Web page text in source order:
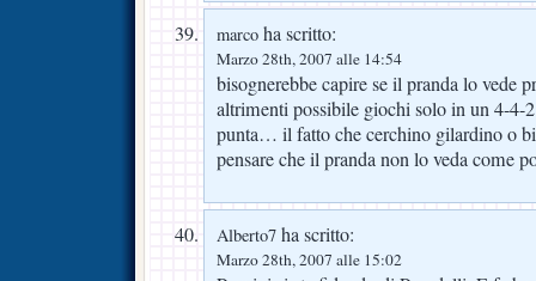
marco ha scritto:
Marzo 28th, 2007 alle 14:54
bisognerebbe capire se il pranda lo
altrimenti possibile giochi solo in un 4-4-
punta… il fatto che cerchino gilardino o
pensare che il pranda non lo veda come
Alberto7 ha scritto:
Marzo 28th, 2007 alle 15:02